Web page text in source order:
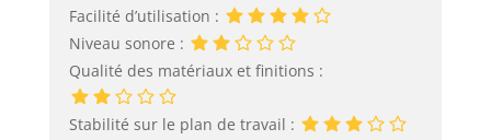
Facilité d’utilisation :
Niveau sonore :
Qualité des matériaux et finitions :
Stabilité sur le plan de travail :